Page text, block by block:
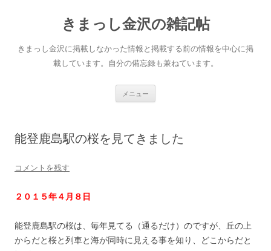
きまっし金沢の雑記帖
きまっし金沢に掲載しなかった情報と掲載する前の情報を中心に掲
載しています。自分の備忘録も兼ねています。
メニュー
へ
ス
キ
能登鹿島駅の桜を見てきました
コメントを残す
２０１５年４月８日
能登鹿島駅の桜は、毎年見てる（通るだけ）のですが、丘の上
からだと桜と列車と海が同時に見える事を知り、どこからだと